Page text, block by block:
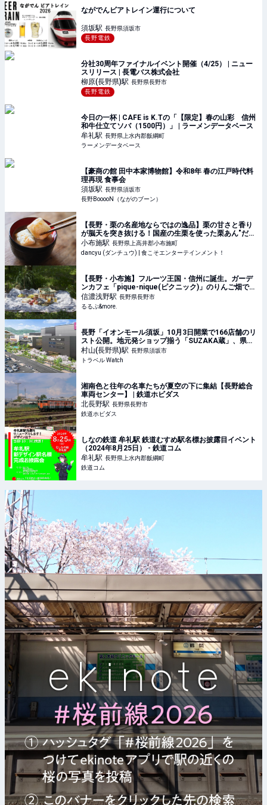
ながでんビアトレイン運行について
須坂駅 長野県須坂市
長野電鉄
分社30周年ファイナルイベント開催（4/25） | ニュー
スリリース | 長電バス株式会社
柳原(長野県)駅 長野県長野市
長野電鉄
今日の一杯 | CAFE is K.Tの「【限定】春の山彩 信州
和牛仕立てソバ（1500円）」 | ラーメンデータベース
牟礼駅 長野県上水内郡飯綱町
ラーメンデータベース
【豪商の館 田中本家博物館】令和8年 春の江戸時代料
理再現 食事会
須坂駅 長野県須坂市
長野BooooN（ながのブーン）
【長野・栗の名産地ならではの逸品】栗の甘さと香り
が脳天を突き抜ける！国産の生栗を使った栗あん"だ
け"でつくる『竹風堂』の「栗あんしるこ」 | dancyu
(ダンチュウ) | 食こそエンターテインメン
小布施駅 長野県上高井郡小布施町
dancyu (ダンチュウ) | 食こそエンターテインメント！
【長野・小布施】フルーツ王国・信州に誕生。ガーデ
ンカフェ「pique-nique(ピクニック)」のりんご畑で、
さわやかなピクニックを！｜るるぶ&more.
信濃浅野駅 長野県長野市
るるぶ&more.
長野「イオンモール須坂」10月3日開業で166店舗のリ
スト公開。地元発ショップ揃う「SUZAKA蔵」、県下
初のIMAXシアターも
村山(長野県)駅 長野県須坂市
トラベル Watch
湘南色と往年の名車たちが夏空の下に集結【長野総合
車両センター】 | 鉄道ホビダス
北長野駅 長野県長野市
鉄道ホビダス
しなの鉄道 牟礼駅 鉄道むすめ駅名標お披露目イベント
（2024年8月25日） - 鉄道コム
牟礼駅 長野県上水内郡飯綱町
鉄道コム